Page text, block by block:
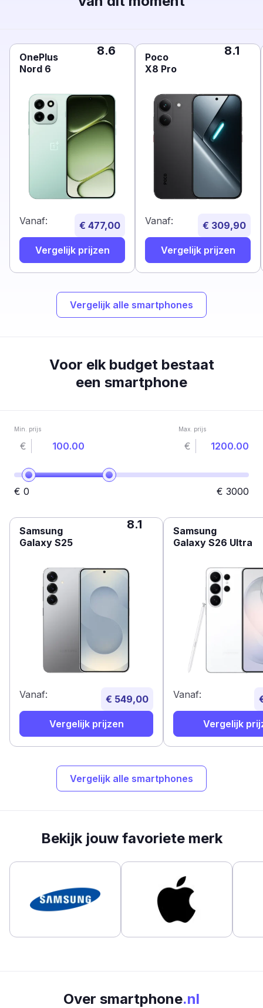
OnePlus
Nord 6
8.6
Vanaf: € 477,00
Vergelijk prijzen
Poco
X8 Pro
8.1
Vanaf: € 309,90
Vergelijk prijzen
Vergelijk alle smartphones
Voor elk budget bestaat
een smartphone
Min. prijs
€
Max. prijs
€
€ 0 € 3000
Samsung
Galaxy S25
8.1
Vanaf: € 549,00
Vergelijk prijzen
Samsung
Galaxy S26 Ultra
Vanaf:
Vergelijk
Vergelijk alle smartphones
Bekijk jouw favoriete merk
Over smartphone.nl